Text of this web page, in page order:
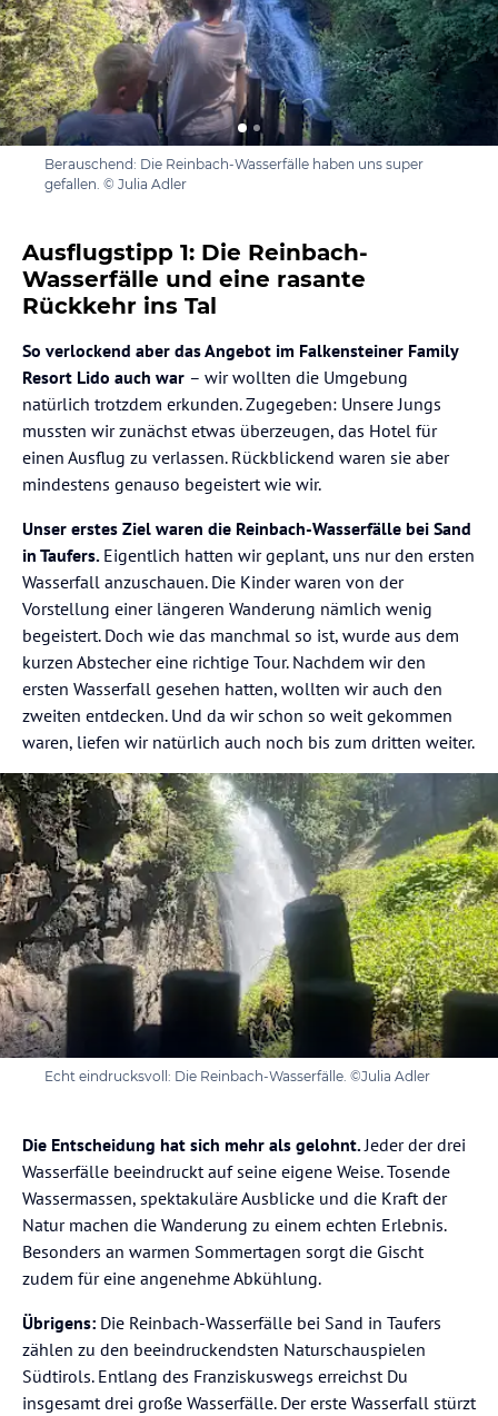
Berauschend: Die Reinbach-Wasserfälle haben uns super
gefallen. © Julia Adler
Ausflugstipp 1: Die Reinbach-
Wasserfälle und eine rasante
Rückkehr ins Tal
So verlockend aber das Angebot im Falkensteiner Family
Resort Lido auch war – wir wollten die Umgebung
natürlich trotzdem erkunden. Zugegeben: Unsere Jungs
mussten wir zunächst etwas überzeugen, das Hotel für
einen Ausflug zu verlassen. Rückblickend waren sie aber
mindestens genauso begeistert wie wir.
Unser erstes Ziel waren die Reinbach-Wasserfälle bei Sand
in Taufers. Eigentlich hatten wir geplant, uns nur den ersten
Wasserfall anzuschauen. Die Kinder waren von der
Vorstellung einer längeren Wanderung nämlich wenig
begeistert. Doch wie das manchmal so ist, wurde aus dem
kurzen Abstecher eine richtige Tour. Nachdem wir den
ersten Wasserfall gesehen hatten, wollten wir auch den
zweiten entdecken. Und da wir schon so weit gekommen
waren, liefen wir natürlich auch noch bis zum dritten weiter.
Echt eindrucksvoll: Die Reinbach-Wasserfälle. ©Julia Adler
Die Entscheidung hat sich mehr als gelohnt.Jeder der drei
Wasserfälle beeindruckt auf seine eigene Weise. Tosende
Wassermassen, spektakuläre Ausblicke und die Kraft der
Natur machen die Wanderung zu einem echten Erlebnis.
Besonders an warmen Sommertagen sorgt die Gischt
zudem für eine angenehme Abkühlung.
Übrigens: Die Reinbach-Wasserfälle bei Sand in Taufers
zählen zu den beeindruckendsten Naturschauspielen
Südtirols. Entlang des Franziskuswegs erreichst Du
insgesamt drei große Wasserfälle. Der erste Wasserfall stürzt